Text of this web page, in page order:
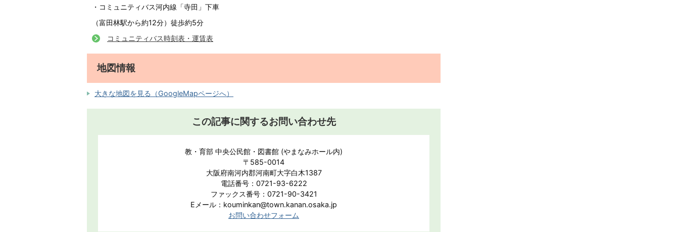
・コミュニティバス河内線「寺田」下車
（富田林駅から約12分）徒歩約5分
コミュニティバス時刻表・運賃表
地図情報
大きな地図を見る（GoogleMapページへ）
この記事に関するお問い合わせ先
教・育部 中央公民館・図書館 (やまなみホール内)
〒585-0014
大阪府南河内郡河南町大字白木1387
電話番号：0721-93-6222
ファックス番号：0721-90-3421
Eメール：kouminkan@town.kanan.osaka.jp
お問い合わせフォーム